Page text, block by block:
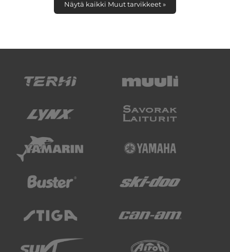
Näytä kaikki Muut tarvikkeet »